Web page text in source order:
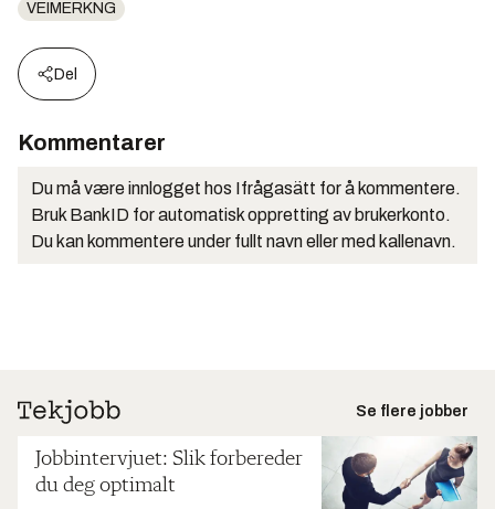
VEIMERKNG
Del
Kommentarer
Du må være innlogget hos Ifrågasätt for å kommentere.
Bruk BankID for automatisk oppretting av brukerkonto.
Du kan kommentere under fullt navn eller med kallenavn.
Se flere jobber
Jobbintervjuet: Slik forbereder
du deg optimalt